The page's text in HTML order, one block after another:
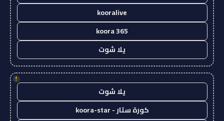
kooralive
koora 365
يلا شوت
!
يلا شوت
كورة ستار - koora-star